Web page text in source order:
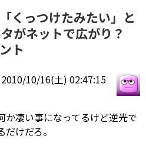
くっつけたみたい」と
がネットで広がり？
ト
10/16(土) 02:47:15
か凄い事になってるけど逆光で
けだろ。